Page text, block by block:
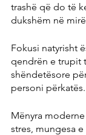
trashë që do të
dukshëm në
Fokusi natyrisht
qendrën e trupit
shëndetësore
personi përkatës.
Mënyra
stres, mungesa